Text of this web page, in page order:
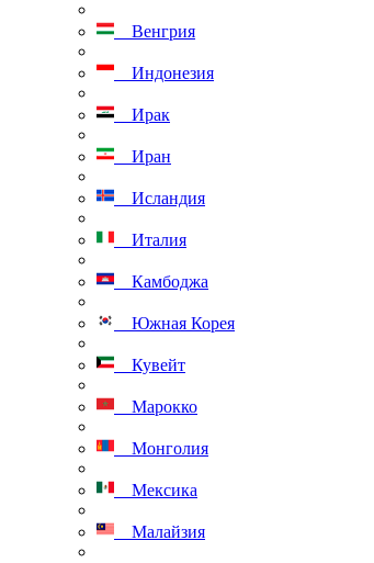
Венгрия
Индонезия
Ирак
Иран
Исландия
Италия
Камбоджа
Южная Корея
Кувейт
Марокко
Монголия
Мексика
Малайзия